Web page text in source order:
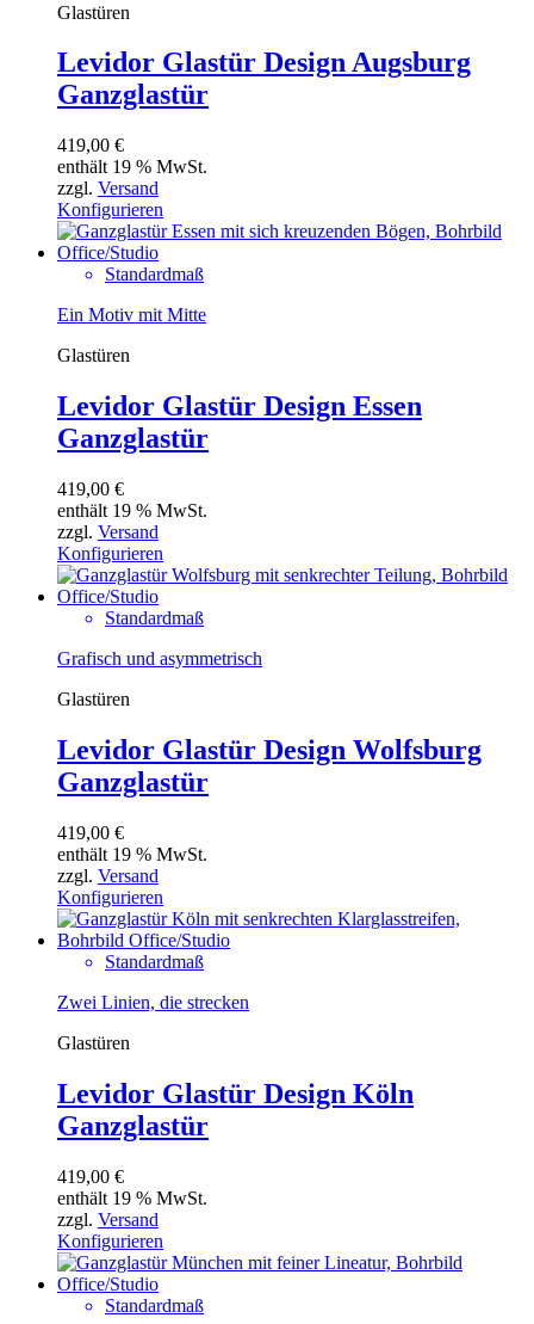
Glastüren
Levidor Glastür Design Augsburg
Ganzglastür
419,00 €
enthält 19 % MwSt.
zzgl. Versand
Konfigurieren
Standardmaß
Ein Motiv mit Mitte
Glastüren
Levidor Glastür Design Essen
Ganzglastür
419,00 €
enthält 19 % MwSt.
zzgl. Versand
Konfigurieren
Standardmaß
Grafisch und asymmetrisch
Glastüren
Levidor Glastür Design Wolfsburg
Ganzglastür
419,00 €
enthält 19 % MwSt.
zzgl. Versand
Konfigurieren
Standardmaß
Zwei Linien, die strecken
Glastüren
Levidor Glastür Design Köln
Ganzglastür
419,00 €
enthält 19 % MwSt.
zzgl. Versand
Konfigurieren
Standardmaß